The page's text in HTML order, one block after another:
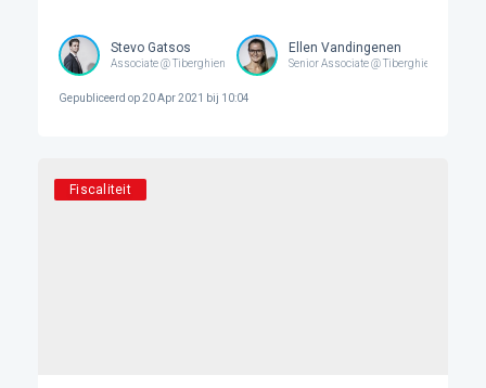
Stevo Gatsos
Associate @ Tiberghien
Ellen Vandingenen
Senior Associate @ Tiberghien
Gepubliceerd op20 Apr 2021 bij 10:04
Fiscaliteit